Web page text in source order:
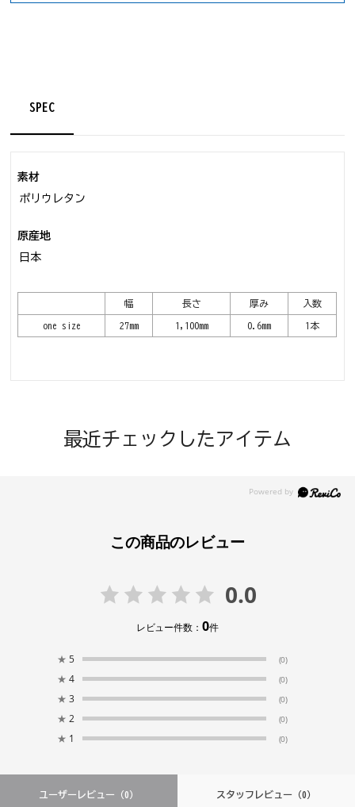
SPEC
素材
ポリウレタン
原産地
日本
幅 長さ 厚み 入数
one size 27mm 1,100mm 0.6mm 1本
最近チェックしたアイテム
この商品のレビュー
0.0
レビュー件数：0件
★ 5 (0)
★ 4 (0)
★ 3 (0)
★ 2 (0)
★ 1 (0)
ユーザーレビュー （0） スタッフレビュー（0）